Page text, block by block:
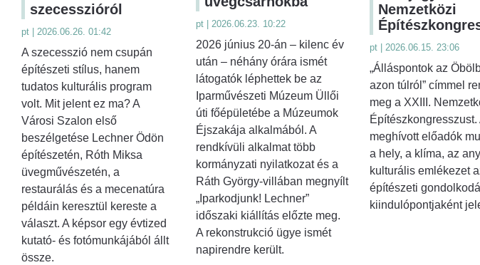
szecesszióról
pt | 2026.06.26. 01:42
A szecesszió nem csupán
építészeti stílus, hanem
tudatos kulturális program
volt. Mit jelent ez ma? A
Városi Szalon első
beszélgetése Lechner Ödön
építészetén, Róth Miksa
üvegművészetén, a
restaurálás és a mecenatúra
példáin keresztül kereste a
választ. A képsor egy évtized
kutató- és fotómunkájából állt
össze.
pt | 2026.06.23. 10:22
2026 június 20-án – kilenc év
után – néhány órára ismét
látogatók léphettek be az
Iparművészeti Múzeum Üllői
úti főépületébe a Múzeumok
Éjszakája alkalmából. A
rendkívüli alkalmat több
kormányzati nyilatkozat és a
Ráth György-villában megnyílt
„Iparkodjunk! Lechner”
időszaki kiállítás előzte meg.
A rekonstrukció ügye ismét
napirendre került.
Nemzetközi
pt | 2026.06.15. 23:06
„Álláspontok az
azon túlról” címmel
meg a XXIII.
Építészkongresszust.
meghívott előadók
a hely, a klíma, az
kulturális emlékezet
építészeti
kiindulópontjaként